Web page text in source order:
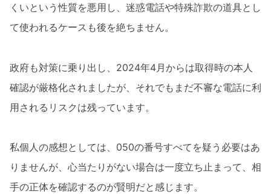
くいという性質を悪用し、迷惑電話や特殊詐欺の道具とし
て使われるケースも後を絶ちません。
政府も対策に乗り出し、2024年4月からは取得時の本人
確認が厳格化されましたが、それでもまだ不審な電話に利
用されるリスクは残っています。
私個人の感想としては、050の番号すべてを疑う必要はあ
りませんが、心当たりがない場合は一度立ち止まって、相
手の正体を確認するのが賢明だと感じます。